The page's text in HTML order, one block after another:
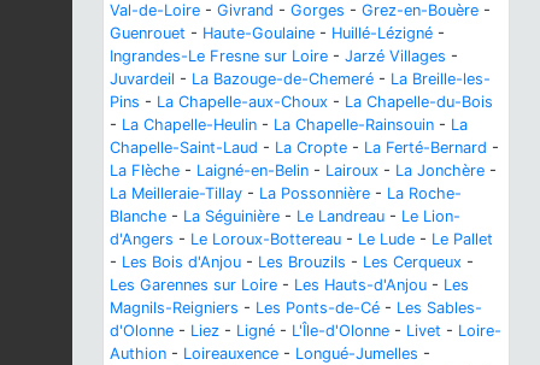
Val-de-Loire - Givrand - Gorges - Grez-en-Bouère -
Guenrouet - Haute-Goulaine - Huillé-Lézigné -
Ingrandes-Le Fresne sur Loire - Jarzé Villages -
Juvardeil - La Bazouge-de-Chemeré - La Breille-les-
Pins - La Chapelle-aux-Choux - La Chapelle-du-Bois
- La Chapelle-Heulin - La Chapelle-Rainsouin - La
Chapelle-Saint-Laud - La Cropte - La Ferté-Bernard -
La Flèche - Laigné-en-Belin - Lairoux - La Jonchère -
La Meilleraie-Tillay - La Possonnière - La Roche-
Blanche - La Séguinière - Le Landreau - Le Lion-
d'Angers - Le Loroux-Bottereau - Le Lude - Le Pallet
- Les Bois d'Anjou - Les Brouzils - Les Cerqueux -
Les Garennes sur Loire - Les Hauts-d'Anjou - Les
Magnils-Reigniers - Les Ponts-de-Cé - Les Sables-
d'Olonne - Liez - Ligné - L'Île-d'Olonne - Livet - Loire-
Authion - Loireauxence - Longué-Jumelles -